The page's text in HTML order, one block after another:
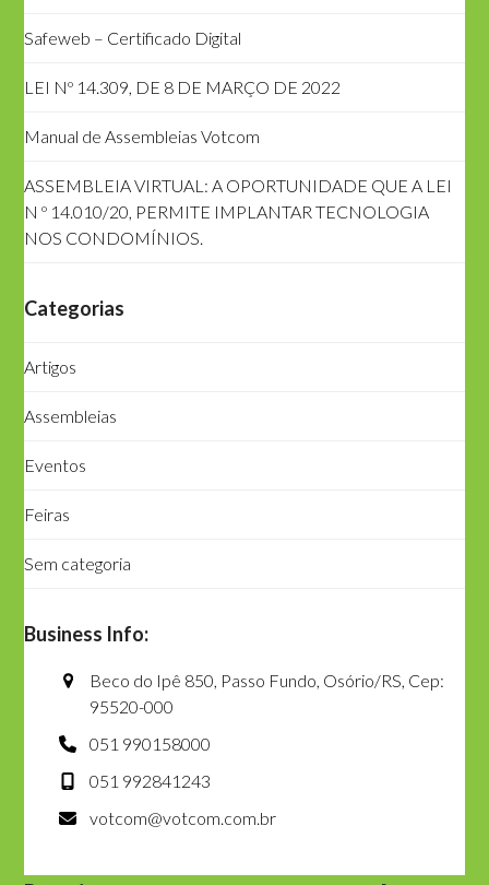
Safeweb – Certificado Digital
LEI Nº 14.309, DE 8 DE MARÇO DE 2022
Manual de Assembleias Votcom
ASSEMBLEIA VIRTUAL: A OPORTUNIDADE QUE A LEI
N º 14.010/20, PERMITE IMPLANTAR TECNOLOGIA
NOS CONDOMÍNIOS.
Categorias
Artigos
Assembleias
Eventos
Feiras
Sem categoria
Business Info:
Beco do Ipê 850, Passo Fundo, Osório/RS, Cep:
95520-000
051 990158000
051 992841243
votcom@votcom.com.br